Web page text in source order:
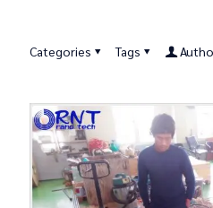
Categories Tags